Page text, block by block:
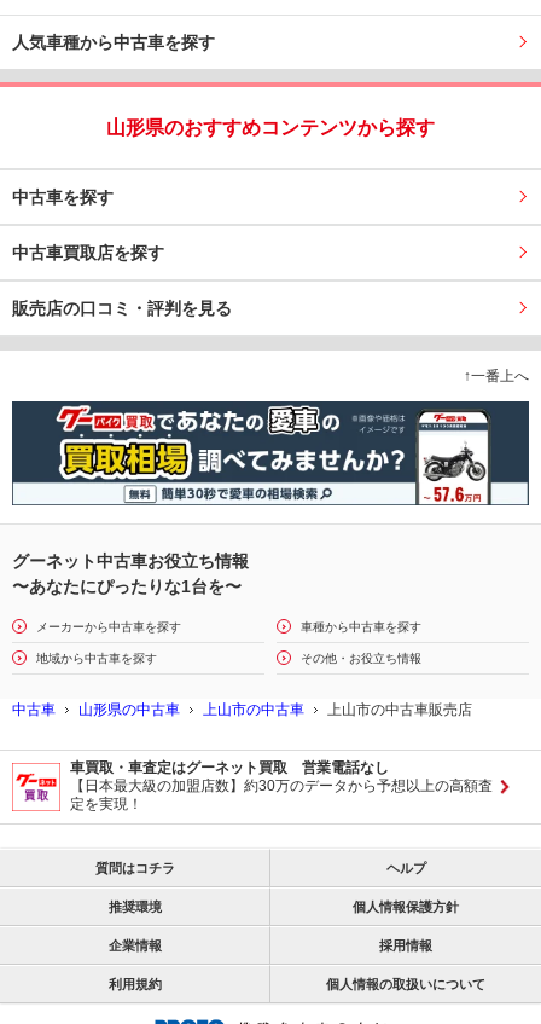
人気車種から中古車を探す
山形県のおすすめコンテンツから探す
中古車を探す
中古車買取店を探す
販売店の口コミ・評判を見る
↑一番上へ
グーネット中古車お役立ち情報
〜あなたにぴったりな1台を〜
メーカーから中古車を探す 車種から中古車を探す
地域から中古車を探す その他・お役立ち情報
中古車 山形県の中古車 上山市の中古車 上山市の中古車販売店
車買取・車査定はグーネット買取 営業電話なし
【日本最大級の加盟店数】約30万のデータから予想以上の高額査
定を実現！
質問はコチラ ヘルプ
推奨環境 個人情報保護方針
企業情報 採用情報
利用規約 個人情報の取扱いについて